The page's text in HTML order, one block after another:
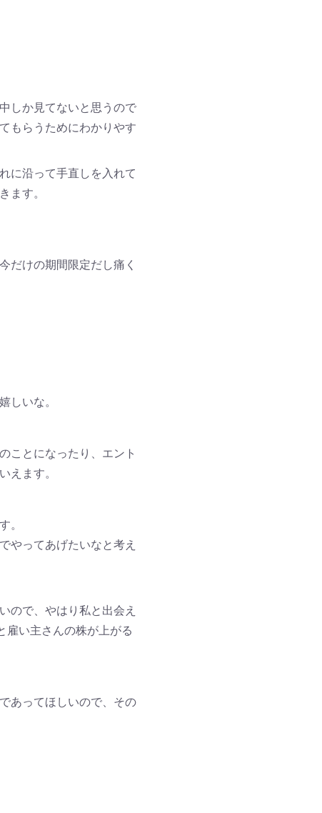
しか見てないと思うので
もらうためにわかりやす
に沿って手直しを入れて
ます。
だけの期間限定だし痛く
いな。
ことになったり、エント
えます。
。
やってあげたいなと考え
ので、やはり私と出会え
雇い主さんの株が上がる
あってほしいので、その